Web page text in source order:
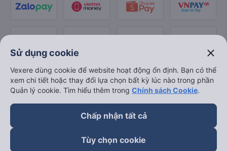
Sử dụng cookie close
Vexere dùng cookie để website hoạt động ổn định. Bạn có thể
xem chi tiết hoặc thay đổi lựa chọn bất kỳ lúc nào trong phần
Quản lý cookie. Tìm hiểu thêm trong Chính sách Cookie.
Chấp nhận tất cả
Tùy chọn cookie